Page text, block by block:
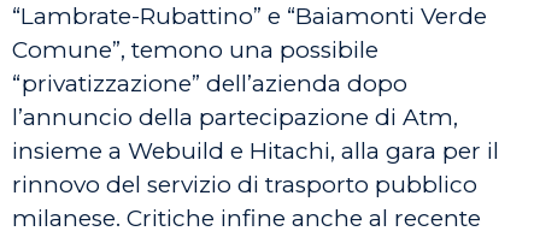
“Lambrate-Rubattino” e “Baiamonti Verde
Comune”, temono una possibile
“privatizzazione” dell’azienda dopo
l’annuncio della partecipazione di Atm,
insieme a Webuild e Hitachi, alla gara per il
rinnovo del servizio di trasporto pubblico
milanese. Critiche infine anche al recente